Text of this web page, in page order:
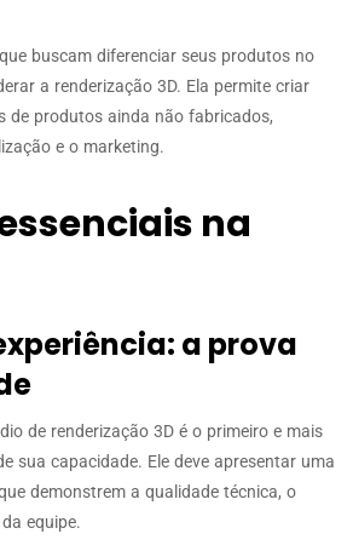
buscam diferenciar seus produtos no
a renderização 3D. Ela permite criar
de produtos ainda não fabricados,
e o marketing.
na
a prova
de renderização 3D é o primeiro e mais
sua capacidade. Ele deve apresentar uma
demonstrem a qualidade técnica, o
equipe.